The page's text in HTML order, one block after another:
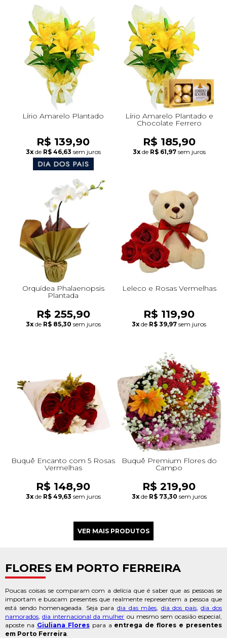
Lírio Amarelo Plantado
R$ 139,90
3x de R$ 46,63 sem juros
Lírio Amarelo Plantado e
Chocolate Ferrero
R$ 185,90
3x de R$ 61,97 sem juros
Orquídea Phalaenopsis
Plantada
R$ 255,90
3x de R$ 85,30 sem juros
Leleco e Rosas Vermelhas
R$ 119,90
3x de R$ 39,97 sem juros
Buquê Encanto com 5 Rosas
Vermelhas
R$ 148,90
3x de R$ 49,63 sem juros
Buquê Premium Flores do
Campo
R$ 219,90
3x de R$ 73,30 sem juros
FLORES EM PORTO FERREIRA
Poucas coisas se comparam com a delícia que é saber que as pessoas se
importam e buscam presentes que realmente representem a pessoa que
está sendo homenageada. Seja para dia das mães dia dos pais,dia dos
namorados ,dia internacional da mulher ou mesmo sem ocasião especial,
aposte na Giuliana Florespara a entrega de flores e presentes
em Porto Ferreira